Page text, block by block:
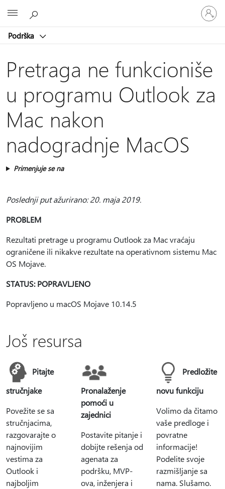
Podrška
Prijavite
se
na
Pretraga ne funkcioniše
u programu Outlook za
Mac nakon
nadogradnje MacOS
Primenjuje se na
Poslednji put ažurirano: 20. maja 2019.
PROBLEM
Rezultati pretrage u programu Outlook za Mac vraćaju
ograničene ili nikakve rezultate na operativnom sistemu Mac
OS Mojave.
STATUS: POPRAVLJENO
Popravljeno u macOS Mojave 10.14.5
Još resursa
Pitajte
stručnjake
Povežite se sa
stručnjacima,
razgovarajte o
najnovijim
vestima za
Outlook i
najboljim
Pronalaženje
pomoći u
zajednici
Postavite pitanje i
dobijte rešenja od
agenata za
podršku, MVP-
ova, inženjera i
Predložite
novu funkciju
Volimo da čitamo
vaše predloge i
povratne
informacije!
Podelite svoje
razmišljanje sa
nama. Slušamo.